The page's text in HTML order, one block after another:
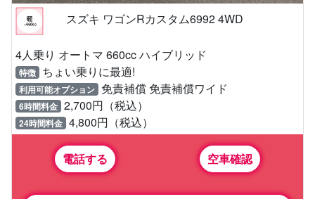
スズキ ワゴンRカスタム6992 4WD
4人乗り オートマ 660cc ハイブリッド
特徴 ちょい乗りに最適!
利用可能オプション 免責補償 免責補償ワイド
6時間料金 2,700円（税込）
24時間料金 4,800円（税込）
電話する 空車確認